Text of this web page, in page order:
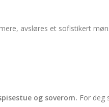
avsløres et sofistikert
og soverom. For deg